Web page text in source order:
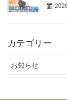
カテゴリー
お知らせ